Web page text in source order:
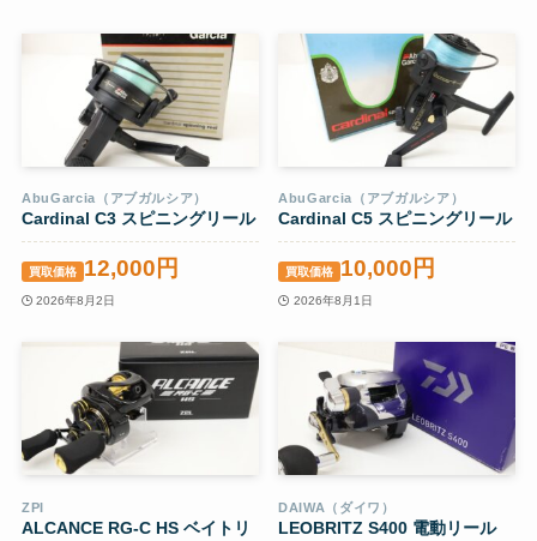
AbuGarcia（アブガルシア）
Cardinal C3 スピニングリール
買取価格 12,000円
2026年8月2日
AbuGarcia（アブガルシア）
Cardinal C5 スピニングリール
買取価格 10,000円
2026年8月1日
ZPI
ALCANCE RG-C HS ベイトリ
DAIWA（ダイワ）
LEOBRITZ S400 電動リール